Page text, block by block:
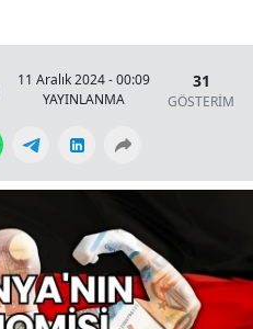
11 Aralık 2024 - 00:09
YAYINLANMA
31
GÖSTERİM